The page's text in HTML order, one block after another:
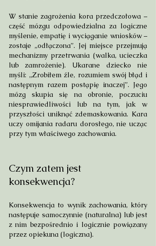
W stanie zagrożenia kora przedczołowa –
część mózgu odpowiedzialna za logiczne
myślenie, empatię i wyciąganie wniosków –
zostaje „odłączona”. Jej miejsce przejmują
mechanizmy przetrwania (walka, ucieczka
lub zamrożenie). Ukarane dziecko nie
myśli: „Zrobiłem źle, rozumiem swój błąd i
następnym razem postąpię inaczej”. Jego
mózg skupia się na obronie, poczuciu
niesprawiedliwości lub na tym, jak w
przyszłości uniknąć zdemaskowania. Kara
uczy omijania radaru dorosłego, nie ucząc
przy tym właściwego zachowania.
Czym zatem jest
konsekwencja?
Konsekwencja to wynik zachowania, który
następuje samoczynnie (naturalna) lub jest
z nim bezpośrednio i logicznie powiązany
przez opiekuna (logiczna).